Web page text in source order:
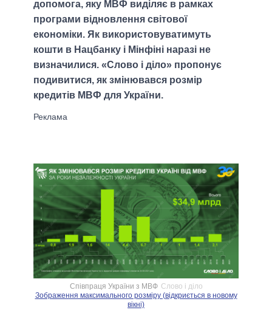
допомога, яку МВФ виділяє в рамках
програми відновлення світової
економіки. Як використовуватимуть
кошти в Нацбанку і Мінфіні наразі не
визначилися. «Слово і діло» пропонує
подивитися, як змінювався розмір
кредитів МВФ для України.
Співпраця України з МВФ Слово і діло
Зображення максимального розміру (відкриється в новому
вікні)